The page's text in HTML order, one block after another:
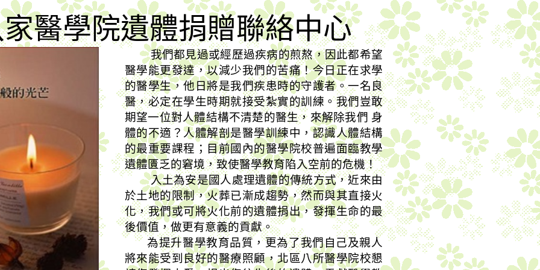
醫學院遺體捐贈聯絡中心
我們都見過或經歷過疾病的煎熬，因此都希望
醫學能更發達，以減少我們的苦痛！今日正在求學
的醫學生，他日將是我們疾患時的守護者。一名良
醫，必定在學生時期就接受紮實的訓練。我們豈敢
期望一位對人體結構不清楚的醫生，來解除我們 身
體的不適？人體解剖是醫學訓練中，認識人體結構
的最重要課程；目前國內的醫學院校普遍面臨教學
遺體匱乏的窘境，致使醫學教育陷入空前的危機！
入土為安是國人處理遺體的傳統方式，近來由
於土地的限制，火葬已漸成趨勢，然而與其直接火
化，我們或可將火化前的遺體捐出，發揮生命的最
後價值，做更有意義的貢獻。
為提升醫學教育品質，更為了我們自己及親人
將來能受到良好的醫療照顧，北區八所醫學院校懇